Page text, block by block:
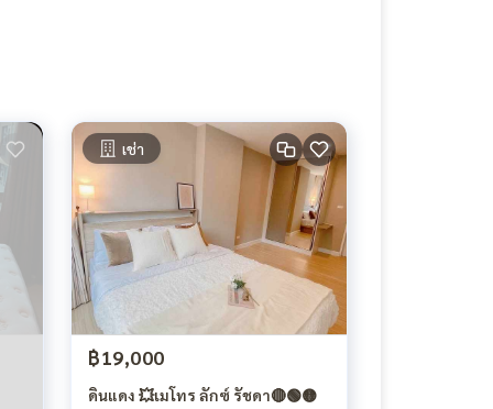
เช่า
฿19,000
ดินแดง 💥เมโทร ลักซ์ รัชดา🔴🟢🟡